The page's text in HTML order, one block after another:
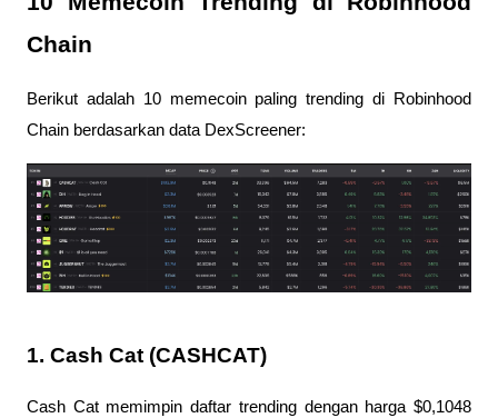
Chain
Berikut adalah 10 memecoin paling trending di Robinhood
Chain berdasarkan data DexScreener:
1. Cash Cat (CASHCAT)
Cash Cat memimpin daftar trending dengan harga $0,1048